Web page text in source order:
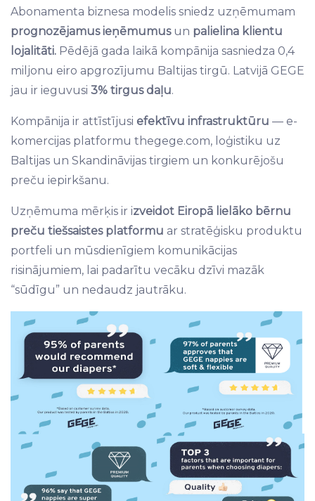
Abonamenta biznesa modelis sniedz uzņēmumam
prognozējamus ieņēmumusun palielina klientu
lojalitāti. Pēdējā gada laikā kompānija sasniedza 0,4
miljonu eiro apgrozījumu Baltijas tirgū. Latvijā GEGE
jau ir ieguvusi 3% tirgus daļu.
Kompānija ir attīstījusi efektīvu infrastruktūru — e-
komercijas platformu thegege.com, loģistiku uz
Baltijas un Skandināvijas tirgiem un konkurējošu
preču iepirkšanu.
Uzņēmuma mērķis ir izveidot Eiropā lielāko bērnu
preču tiešsaistes platformu ar stratēģisku produktu
portfeli un mūsdienīgiem komunikācijas
risinājumiem, lai padarītu vecāku dzīvi mazāk
“sūdīgu” un nedaudz jautrāku.